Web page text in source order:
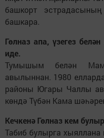
башкорт
башкара.
Гөлназ апа, үзегез
иде.
Тумышым белән
авылыннан. 1980
районы Югары Чаллы
көндә Түбән Кама
Кечкенә Гөлназ кем
Табиб булырга хыяллана